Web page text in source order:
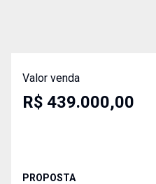
Valor venda
R$ 439.000,00
PROPOSTA